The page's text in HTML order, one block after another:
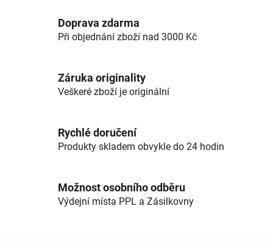
Doprava zdarma
Při objednání zboží nad 3000 Kč
Záruka originality
Veškeré zboží je originální
Rychlé doručení
Produkty skladem obvykle do 24 hodin
Možnost osobního odběru
Výdejní místa PPL a Zásilkovny